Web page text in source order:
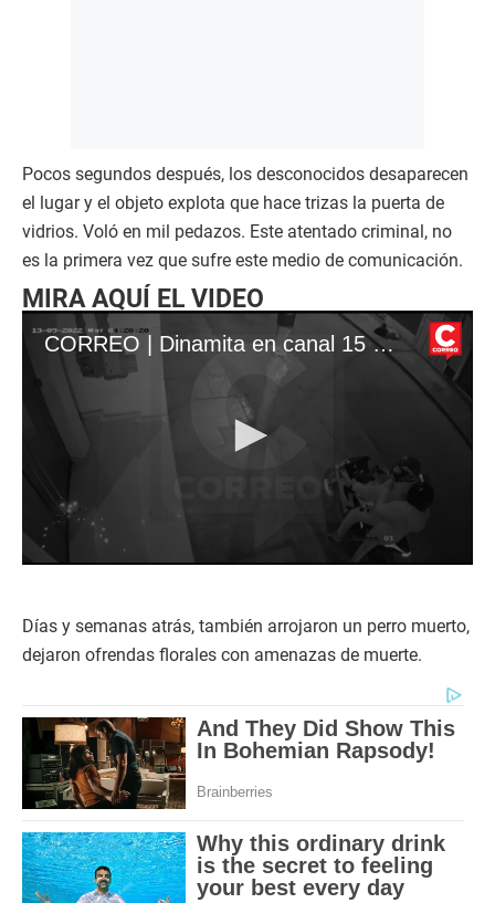
Pocos segundos después, los desconocidos desaparecen
el lugar y el objeto explota que hace trizas la puerta de
vidrios. Voló en mil pedazos. Este atentado criminal, no
es la primera vez que sufre este medio de comunicación.
MIRA AQUÍ EL VIDEO
CORREO | Dinamita en canal 15 ICA
c
n
o
m
t
e
s
,
Días y semanas atrás, también arrojaron un perro muerto,
dejaron ofrendas florales con amenazas de muerte.